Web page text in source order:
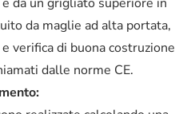
da maglie ad alta portata,
verifica di buona costruzione
dalle norme CE.